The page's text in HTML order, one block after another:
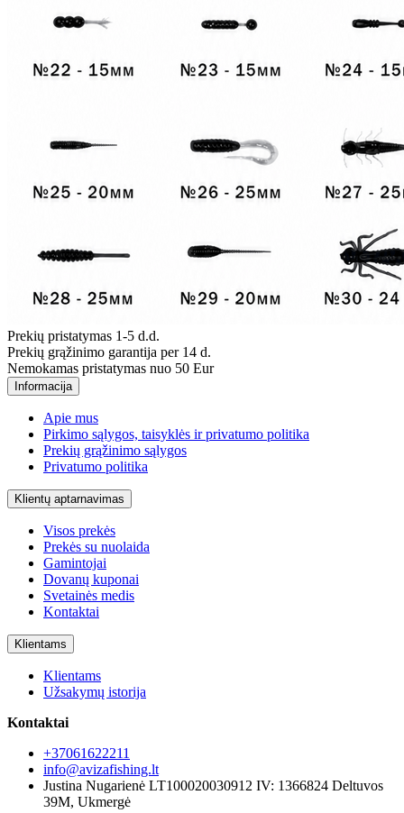
Prekių pristatymas 1-5 d.d.
Prekių grąžinimo garantija per 14 d.
Nemokamas pristatymas nuo 50 Eur
Informacija
Apie mus
Pirkimo sąlygos, taisyklės ir privatumo politika
Prekių grąžinimo sąlygos
Privatumo politika
Klientų aptarnavimas
Visos prekės
Prekės su nuolaida
Gamintojai
Dovanų kuponai
Svetainės medis
Kontaktai
Klientams
Klientams
Užsakymų istorija
Kontaktai
+37061622211
info@avizafishing.lt
Justina Nugarienė LT100020030912 IV: 1366824 Deltuvos
39M, Ukmergė